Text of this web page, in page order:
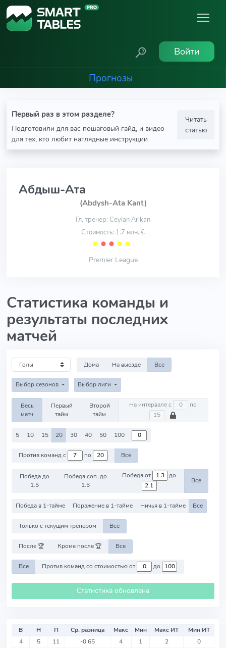
Войти
Прогнозы
Первый раз в этом разделе?
Подготовили для вас пошаговый гайд, и видео
для тех, кто любит наглядные инструкции
Читать
статью
Абдыш-Ата
(Abdysh-Ata Kant)
Гл. тренер: Ceylan Arıkan
Стоимость: 1.7 млн. €
⬤ ⬤ ⬤ ⬤ ⬤
Premier League
Статистика команды и
результаты последних
матчей
Дома На выезде Все
Выбор сезонов Выбор лиги
Весь
матч
Первый
тайм
Второй
тайм
На интервале с по
5 10 15 20 30 40 50 100
Против команд с по Все
Победа до
1.5
Победа соп. до
1.5
Победа от до
Все
Победа в 1-тайме Поражение в 1-тайме Ничья в 1-тайме Все
Только с текущим тренером Все
После 🏆 Кроме после 🏆 Все
Все Против команд со стоимостью от до
Статистика обновлена
В Н П Ср. разница Макс Мин Макс ИТ
Мин ИТ
4
5 11 -0.65 4 1 2 0